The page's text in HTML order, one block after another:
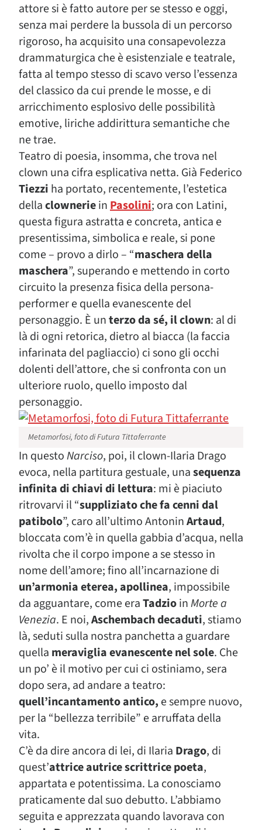
attore si è fatto autore per se stesso e oggi,
senza mai perdere la bussola di un percorso
rigoroso, ha acquisito una consapevolezza
drammaturgica che è esistenziale e teatrale,
fatta al tempo stesso di scavo verso l’essenza
del classico da cui prende le mosse, e di
arricchimento esplosivo delle possibilità
emotive, liriche addirittura semantiche che
ne trae.
Teatro di poesia, insomma, che trova nel
clown una cifra esplicativa netta. Già Federico
Tiezzi ha portato, recentemente, l’estetica
dellaclownerieinPasolini; ora con Latini,
questa figura astratta e concreta, antica e
presentissima, simbolica e reale, si pone
come – provo a dirlo – “maschera della
maschera”, superando e mettendo in corto
circuito la presenza fisica della persona-
performer e quella evanescente del
personaggio. È unterzo da sé, il clown: al di
là di ogni retorica, dietro al biacca (la faccia
infarinata del pagliaccio) ci sono gli occhi
dolenti dell’attore, che si confronta con un
ulteriore ruolo, quello imposto dal
personaggio.
Metamorfosi, foto di Futura Tittaferrante
In questoNarciso, poi, il clown-Ilaria Drago
evoca, nella partitura gestuale, unasequenza
infinita di chiavi di lettura: mi è piaciuto
ritrovarvi il “suppliziato che fa cenni dal
patibolo”, caro all’ultimo AntoninArtaud,
bloccata com’è in quella gabbia d’acqua, nella
rivolta che il corpo impone a se stesso in
nome dell’amore; fino all’incarnazione di
un’armonia eterea, apollinea, impossibile
da agguantare, come eraTadzioinMorte a
Venezia. E noi,Aschembach decaduti, stiamo
là, seduti sulla nostra panchetta a guardare
quella meraviglia evanescente nel sole. Che
un po’ è il motivo per cui ci ostiniamo, sera
dopo sera, ad andare a teatro:
quell’incantamento antico, e sempre nuovo,
per la “bellezza terribile” e arruffata della
vita.
C’è da dire ancora di lei, di Ilaria Drago, di
quest’attrice autrice scrittrice poeta,
appartata e potentissima. La conosciamo
praticamente dal suo debutto. L’abbiamo
seguita e apprezzata quando lavorava con